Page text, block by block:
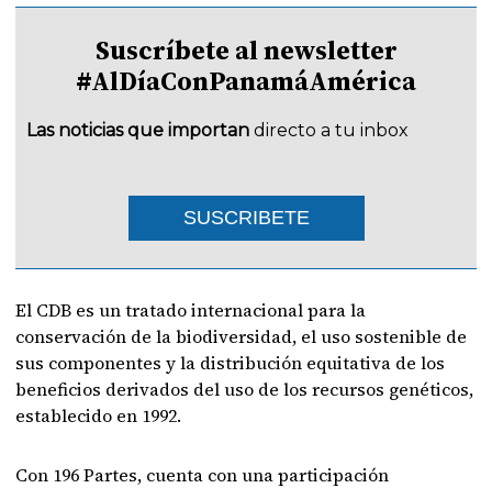
Suscríbete al newsletter
#AlDíaConPanamáAmérica
Las noticias que importan directo a tu inbox
SUSCRIBETE
El CDB es un tratado internacional para la
conservación de la biodiversidad, el uso sostenible de
sus componentes y la distribución equitativa de los
beneficios derivados del uso de los recursos genéticos,
establecido en 1992.
Con 196 Partes, cuenta con una participación